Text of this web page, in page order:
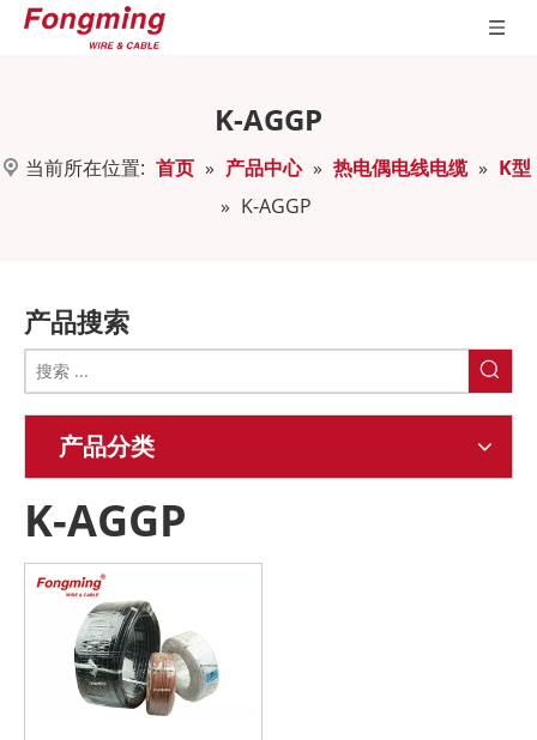
K-AGGP
当前所在位置: 首页 » 产品中心 » 热电偶电线电缆 » K型
» K-AGGP
产品搜索
产品分类
K-AGGP